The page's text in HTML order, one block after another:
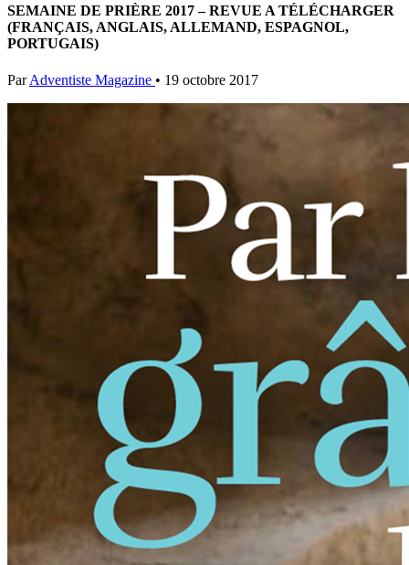
SEMAINE DE PRIÈRE 2017 – REVUE A TÉLÉCHARGER
(FRANÇAIS, ANGLAIS, ALLEMAND, ESPAGNOL,
PORTUGAIS)
Par Adventiste Magazine • 19 octobre 2017